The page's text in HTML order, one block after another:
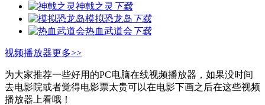
神戟之灵 下载
模拟恐龙岛 下载
热血武道会 下载
视频播放器更多>>
为大家推荐一些好用的PC电脑在线视频播放器，如果没时间
去电影院或者觉得电影票太贵可以在电影下画之后在这些视频
播放器上看哦！